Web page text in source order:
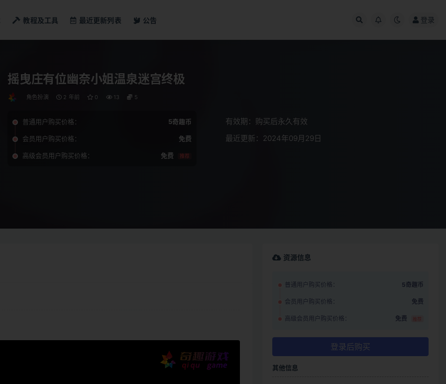
教程及工具 最近更新列表 公告 登录
摇曳庄有位幽奈小姐温泉迷宫终极
角色扮演 2 年前 0 13 5
普通用户购买价格： 5奇趣币
会员用户购买价格： 免费
高级会员用户购买价格： 免费 推荐
有效期：购买后永久有效
最近更新：2024年09月29日
资源信息
普通用户购买价格： 5奇趣币
会员用户购买价格： 免费
高级会员用户购买价格： 免费 推荐
登录后购买
其他信息